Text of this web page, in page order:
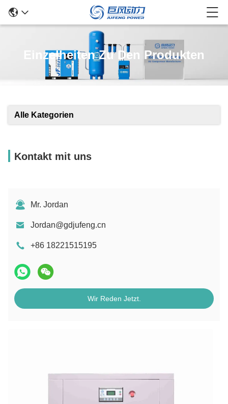
Einzelheiten Zu Den Produkten
Alle Kategorien
Kontakt mit uns
Mr. Jordan
Jordan@gdjufeng.cn
+86 18221515195
Wir Reden Jetzt.